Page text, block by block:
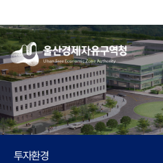
투자환경